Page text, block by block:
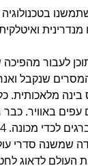
לעבור
שנקבל
מלאכותית.
עפים באוויר.
שמשנה סדרי
העולם לדאוג